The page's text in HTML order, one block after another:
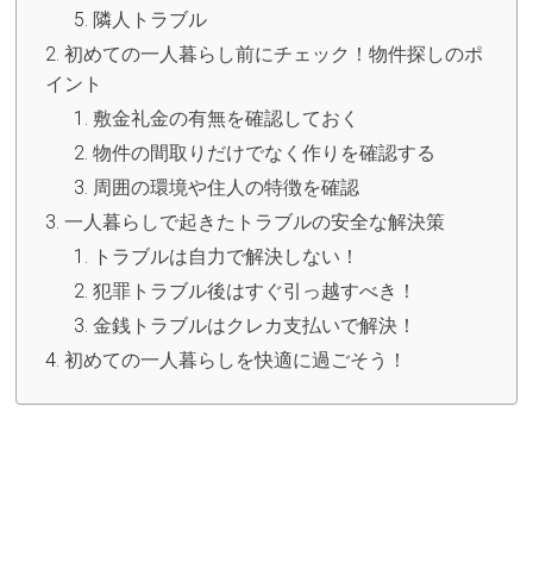
隣人トラブル
初めての一人暮らし前にチェック！物件探しのポ
イント
敷金礼金の有無を確認しておく
物件の間取りだけでなく作りを確認する
周囲の環境や住人の特徴を確認
一人暮らしで起きたトラブルの安全な解決策
トラブルは自力で解決しない！
犯罪トラブル後はすぐ引っ越すべき！
金銭トラブルはクレカ支払いで解決！
初めての一人暮らしを快適に過ごそう！